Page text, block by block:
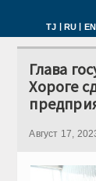
TJ | RU | EN
Глава
Хороге
Август 17,